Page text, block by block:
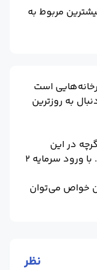
است
به روزترین
در این
صنعت کم به شمار می‌رود؛ اما این کارخانه از تکنولوژی‌های به روزی استفاده می‌کند که از طریق کشور چین وارد ایران شده است. با ورود سرمایه ۲
خواص می‌توان
گسترده موجب
نظر